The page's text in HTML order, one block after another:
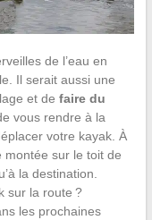
de l’eau en
Il serait aussi une
et de faire du
vous rendre à la
votre kayak. À
montée sur le toit de
la destination.
sur la route ?
les prochaines